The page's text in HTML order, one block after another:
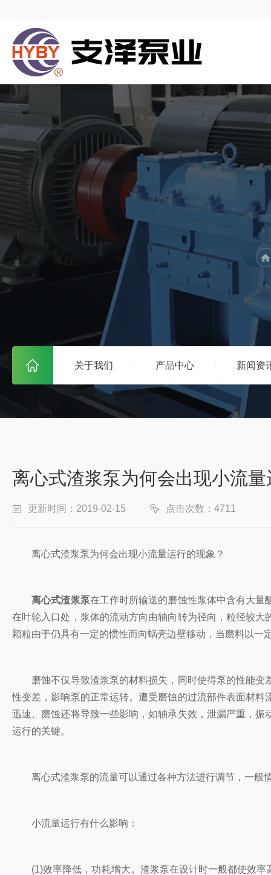
关于我们 产品中心 新闻资
离心式渣浆泵为何会出现小流
更新时间：2019-02-15 点击次数：4711
离心式渣浆泵为何会出现小流量运行的现象？
离心式渣浆泵在工作时所输送的磨蚀性浆体中含有大
在叶轮入口处，浆体的流动方向由轴向转为径向，粒径较
颗粒由于仍具有一定的惯性而向蜗壳边壁移动，当磨料以
磨蚀不仅导致渣浆泵的材料损失，同时使得泵的性能变
性变差，影响泵的正常运转。遭受磨蚀的过流部件表面材
迅速。磨蚀还将导致一些影响，如轴承失效，泄漏严重，
运行的关键。
离心式渣浆泵的流量可以通过各种方法进行调节，一般
小流量运行有什么影响：
(1)效率降低，功耗增大。渣浆泵在设计时一般都使效率